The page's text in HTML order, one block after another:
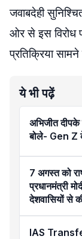
जवाबदेही
ओर से इस विरोध
प्रतिक्रिया
ये भी पढ़ें
अभिजीत दीपके
बोले- Gen Z
7 अगस्त को
प्रधानमंत्री
देशवासियों से
IAS